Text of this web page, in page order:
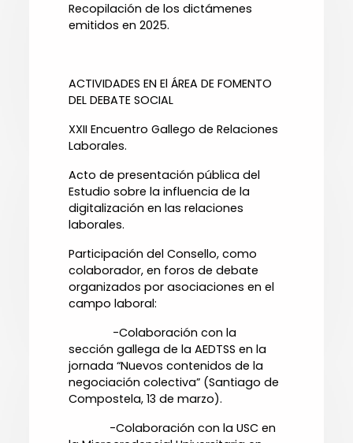
Recopilación de los dictámenes
emitidos en 2025.
ACTIVIDADES EN El ÁREA DE FOMENTO
DEL DEBATE SOCIAL
XXII Encuentro Gallego de Relaciones
Laborales.
Acto de presentación pública del
Estudio sobre la influencia de la
digitalización en las relaciones
laborales.
Participación del Consello, como
colaborador, en foros de debate
organizados por asociaciones en el
campo laboral:
-Colaboración con la
sección gallega de la AEDTSS en la
jornada “Nuevos contenidos de la
negociación colectiva” (Santiago de
Compostela, 13 de marzo).
-Colaboración con la USC en